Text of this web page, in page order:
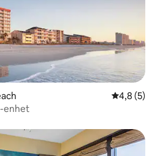
4,8 av 5 i
4,8 (5)
enhet